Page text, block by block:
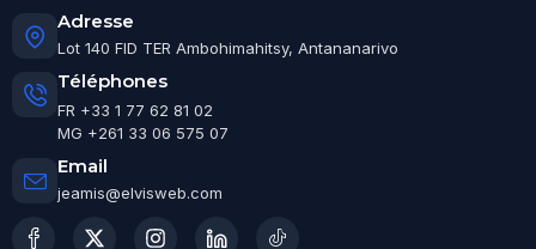
Adresse
Lot 140 FID TER Ambohimahitsy, Antananarivo
Téléphones
FR +33 1 77 62 81 02
MG +261 33 06 575 07
Email
jeamis@elvisweb.com